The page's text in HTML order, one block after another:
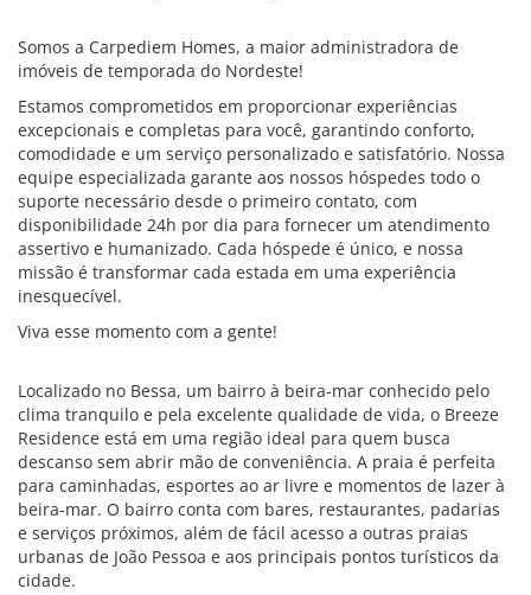
Somos a Carpediem Homes, a maior administradora de
imóveis de temporada do Nordeste!
Estamos comprometidos em proporcionar experiências
excepcionais e completas para você, garantindo conforto,
comodidade e um serviço personalizado e satisfatório. Nossa
equipe especializada garante aos nossos hóspedes todo o
suporte necessário desde o primeiro contato, com
disponibilidade 24h por dia para fornecer um atendimento
assertivo e humanizado. Cada hóspede é único, e nossa
missão é transformar cada estada em uma experiência
inesquecível.
Viva esse momento com a gente!
Localizado no Bessa, um bairro à beira-mar conhecido pelo
clima tranquilo e pela excelente qualidade de vida, o Breeze
Residence está em uma região ideal para quem busca
descanso sem abrir mão de conveniência. A praia é perfeita
para caminhadas, esportes ao ar livre e momentos de lazer à
beira-mar. O bairro conta com bares, restaurantes, padarias
e serviços próximos, além de fácil acesso a outras praias
urbanas de João Pessoa e aos principais pontos turísticos da
cidade.